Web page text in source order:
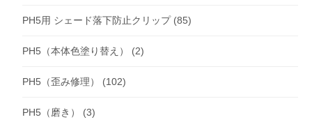
PH5用 シェード落下防止クリップ(85)
PH5（本体色塗り替え） (2)
PH5（歪み修理） (102)
PH5（磨き） (3)